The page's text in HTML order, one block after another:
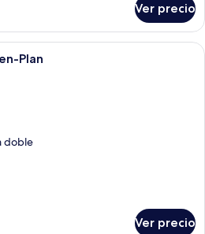
Ver precio
Una sala de estar moderna con un
Plan
doble
Ver precio